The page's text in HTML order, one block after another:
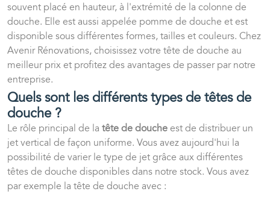
souvent placé en hauteur, à l'extrémité de la colonne de
douche. Elle est aussi appelée pomme de douche et est
disponible sous différentes formes, tailles et couleurs. Chez
Avenir Rénovations, choisissez votre tête de douche au
meilleur prix et profitez des avantages de passer par notre
entreprise.
Quels sont les différents types de têtes de
douche ?
Le rôle principal de la tête de doucheest de distribuer un
jet vertical de façon uniforme. Vous avez aujourd'hui la
possibilité de varier le type de jet grâce aux différentes
têtes de douche disponibles dans notre stock. Vous avez
par exemple la tête de douche avec :